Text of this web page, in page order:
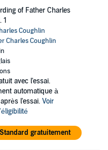
commentary also
some of the fascist
As a result, many American
wanted Coughlin silenced.
the Roosevelt
of his radio program
newspaper,
plight of the American
and a living wage for
Audio
of Father Charles
1
Coughlin
Charles Coughlin
avec l'essai.
automatique à
l'essai. Voir
Standard gratuitement